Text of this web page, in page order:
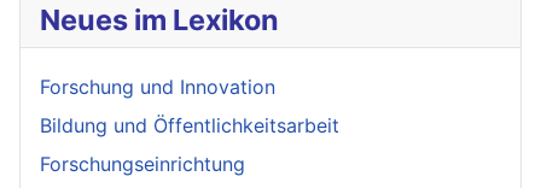
Neues im Lexikon
Forschung und Innovation
Bildung und Öffentlichkeitsarbeit
Forschungseinrichtung